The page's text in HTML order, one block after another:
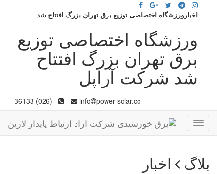
اخبارورزشگاه اختصاصی توزیع برق تهران بزرگ افتتاح شد -
ورزشگاه اختصاصی توزیع
برق تهران بزرگ افتتاح
شد شرکت آراپل
info power-solar.co
(026) 36133
Toggle
navigation
بلاگ اخبار